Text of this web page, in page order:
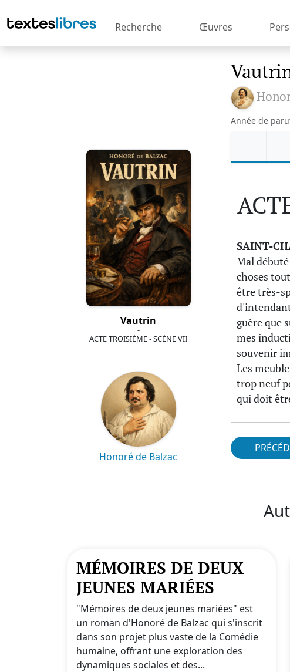
Recherche Œuvres
Vautrin
-
ACTE TROISIÈME - SCÈNE VII
Honoré de Balzac
Année de
SAINT-
Mal
choses
être très-
guère que
mes
souvenir
Les
trop neuf
qui doit
MÉMOIRES DE DEUX
JEUNES MARIÉES
"Mémoires de deux jeunes mariées" est
un roman d'Honoré de Balzac qui s'inscrit
dans son projet plus vaste de la Comédie
humaine, offrant une exploration des
dynamiques sociales et des...